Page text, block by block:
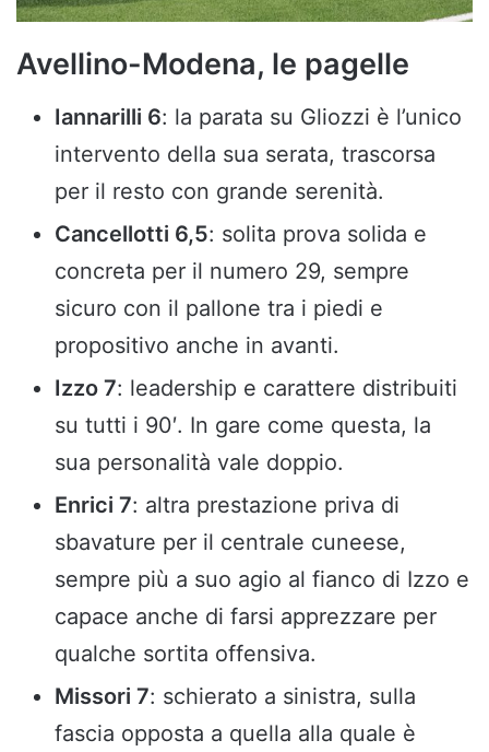
Avellino-Modena, le pagelle
Iannarilli 6: la parata su Gliozzi è l’unico
intervento della sua serata, trascorsa
per il resto con grande serenità.
Cancellotti 6,5: solita prova solida e
concreta per il numero 29, sempre
sicuro con il pallone tra i piedi e
propositivo anche in avanti.
Izzo 7: leadership e carattere distribuiti
su tutti i 90′. In gare come questa, la
sua personalità vale doppio.
Enrici 7: altra prestazione priva di
sbavature per il centrale cuneese,
sempre più a suo agio al fianco di Izzo e
capace anche di farsi apprezzare per
qualche sortita offensiva.
Missori 7: schierato a sinistra, sulla
fascia opposta a quella alla quale è